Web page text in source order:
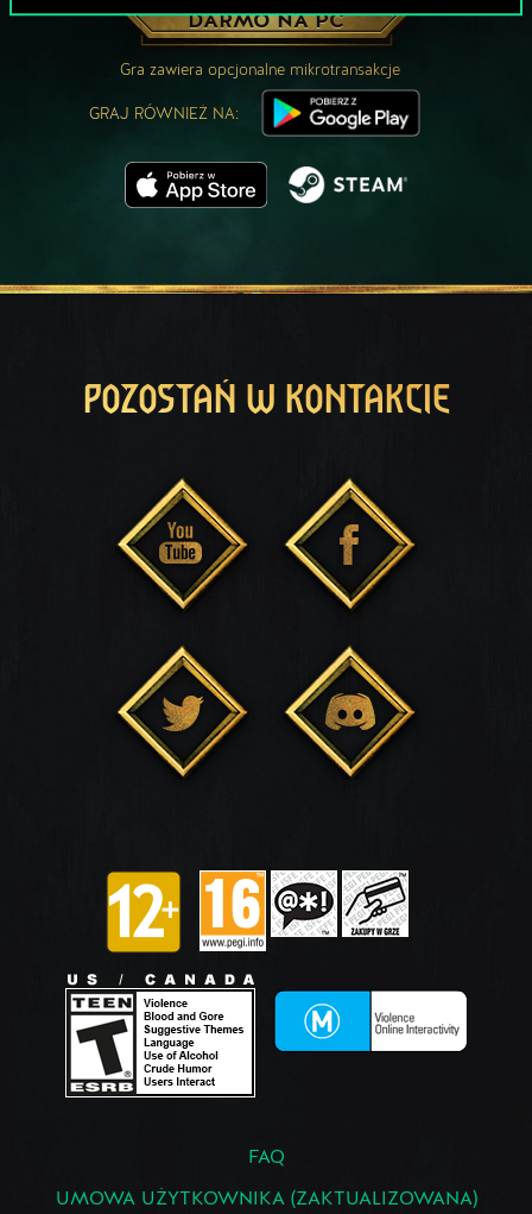
DARMO NA PC
Gra zawiera opcjonalne mikrotransakcje
GRAJ RÓWNIEŻ NA:
POZOSTAŃ W KONTAKCIE
FAQ
UMOWA UŻYTKOWNIKA (ZAKTUALIZOWANA)